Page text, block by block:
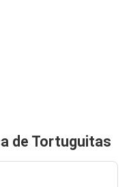
de Tortuguitas